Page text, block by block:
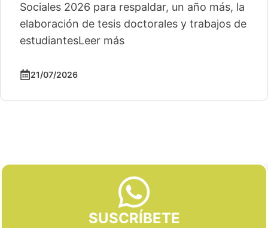
Sociales 2026 para respaldar, un año más, la
elaboración de tesis doctorales y trabajos de
estudiantesLeer más
21/07/2026
SUSCRÍBETE